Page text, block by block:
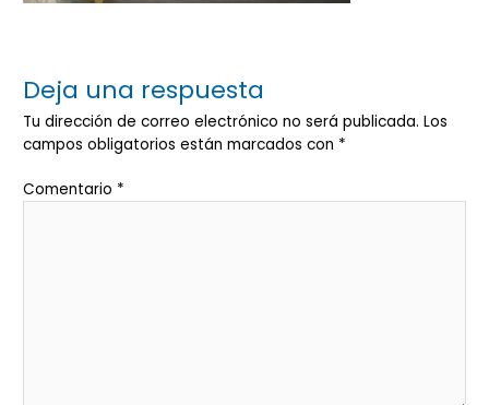
Deja una respuesta
Tu dirección de correo electrónico no será publicada. Los
campos obligatorios están marcados con *
Comentario *